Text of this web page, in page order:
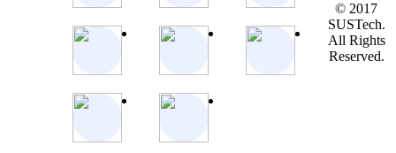
© 2017
SUSTech.
All Rights
Reserved.